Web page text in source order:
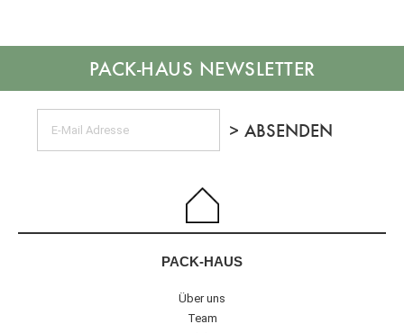
NEWSLETTER
PACK-HAUS
Über uns
Team